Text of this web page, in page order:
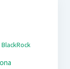
BlackRock